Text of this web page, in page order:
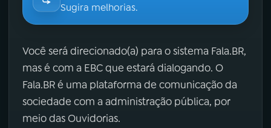
Sugira melhorias.
Você será direcionado(a) para o sistema Fala.BR,
mas é com a EBC que estará dialogando. O
Fala.BR é uma plataforma de comunicação da
sociedade com a administração pública, por
meio das Ouvidorias.